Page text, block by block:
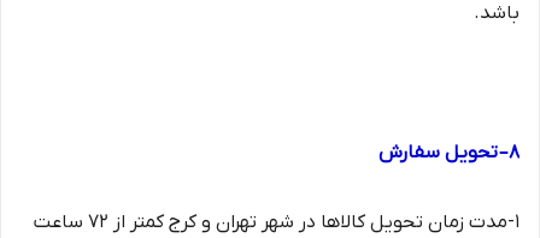
باشد.
۸– تحویل سفارش
1-مدت زمان تحویل کالاها در شهر تهران و کرج کمتر از 72 ساعت